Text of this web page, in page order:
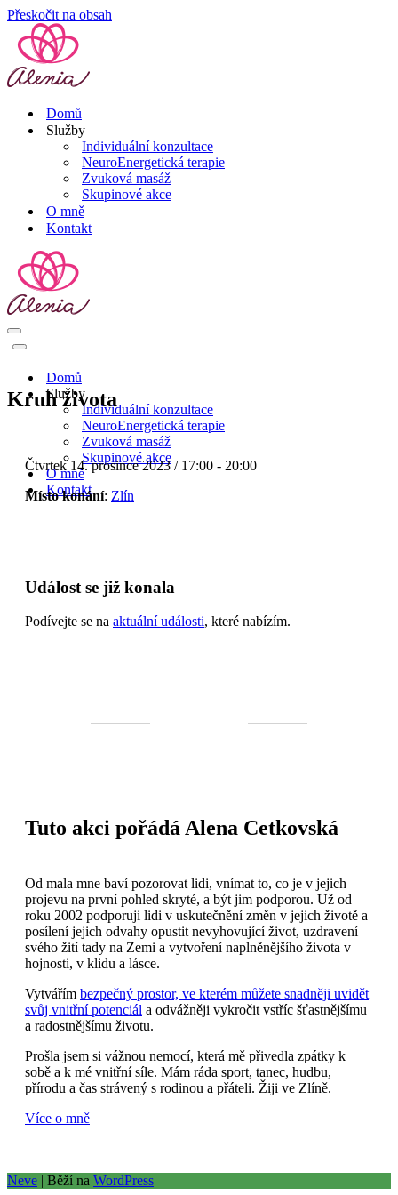
Přeskočit na obsah
Domů
Služby
Individuální konzultace
NeuroEnergetická terapie
Zvuková masáž
Skupinové akce
O mně
Kontakt
Navigační
menu
Navigační
Domů
Služby
Individuální konzultace
NeuroEnergetická terapie
Zvuková masáž
Skupinové akce
O mně
Kontakt
Kruh života
Čtvrtek 14. prosince 2023 / 17:00 - 20:00
Místo konání: Zlín
Událost se již konala
Podívejte se na aktuální události, které nabízím.
Tuto akci pořádá Alena Cetkovská
Od mala mne baví pozorovat lidi, vnímat to, co je v jejich
projevu na první pohled skryté, a být jim podporou. Už od
roku 2002 podporuji lidi v uskutečnění změn v jejich životě a
posílení jejich odvahy opustit nevyhovující život, uzdravení
svého žití tady na Zemi a vytvoření naplněnějšího života v
hojnosti, v klidu a lásce.
Vytvářím bezpečný prostor, ve kterém můžete snadněji uvidět
svůj vnitřní potenciál a odvážněji vykročit vstříc šťastnějšímu
a radostnějšímu životu.
Prošla jsem si vážnou nemocí, která mě přivedla zpátky k
sobě a k mé vnitřní síle. Mám ráda sport, tanec, hudbu,
přírodu a čas strávený s rodinou a přáteli. Žiji ve Zlíně.
Více o mně
Neve | Běží na WordPress